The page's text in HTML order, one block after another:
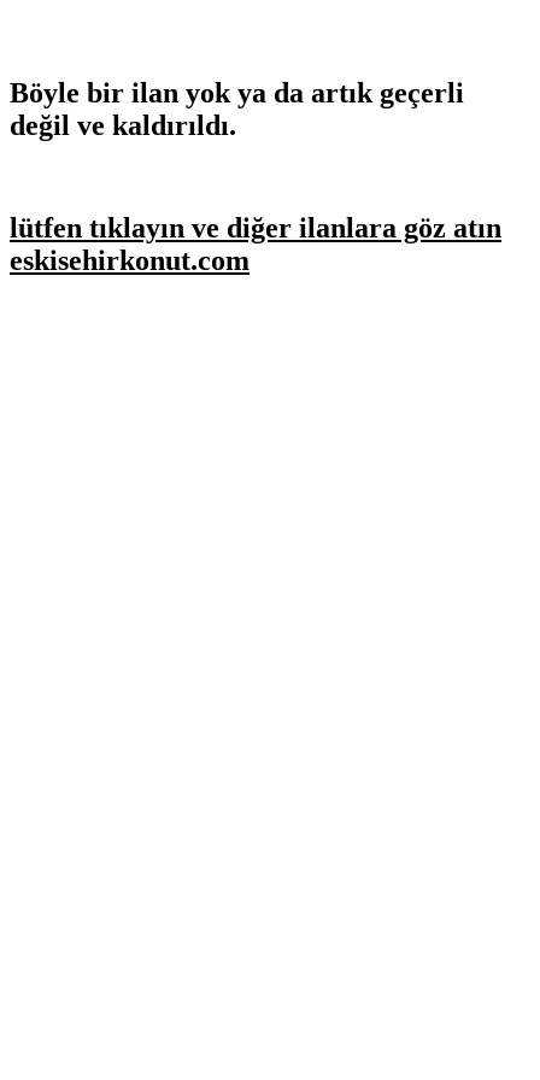
Böyle bir ilan yok ya da artık geçerli
değil ve kaldırıldı.
lütfen tıklayın ve diğer ilanlara göz atın
eskisehirkonut.com